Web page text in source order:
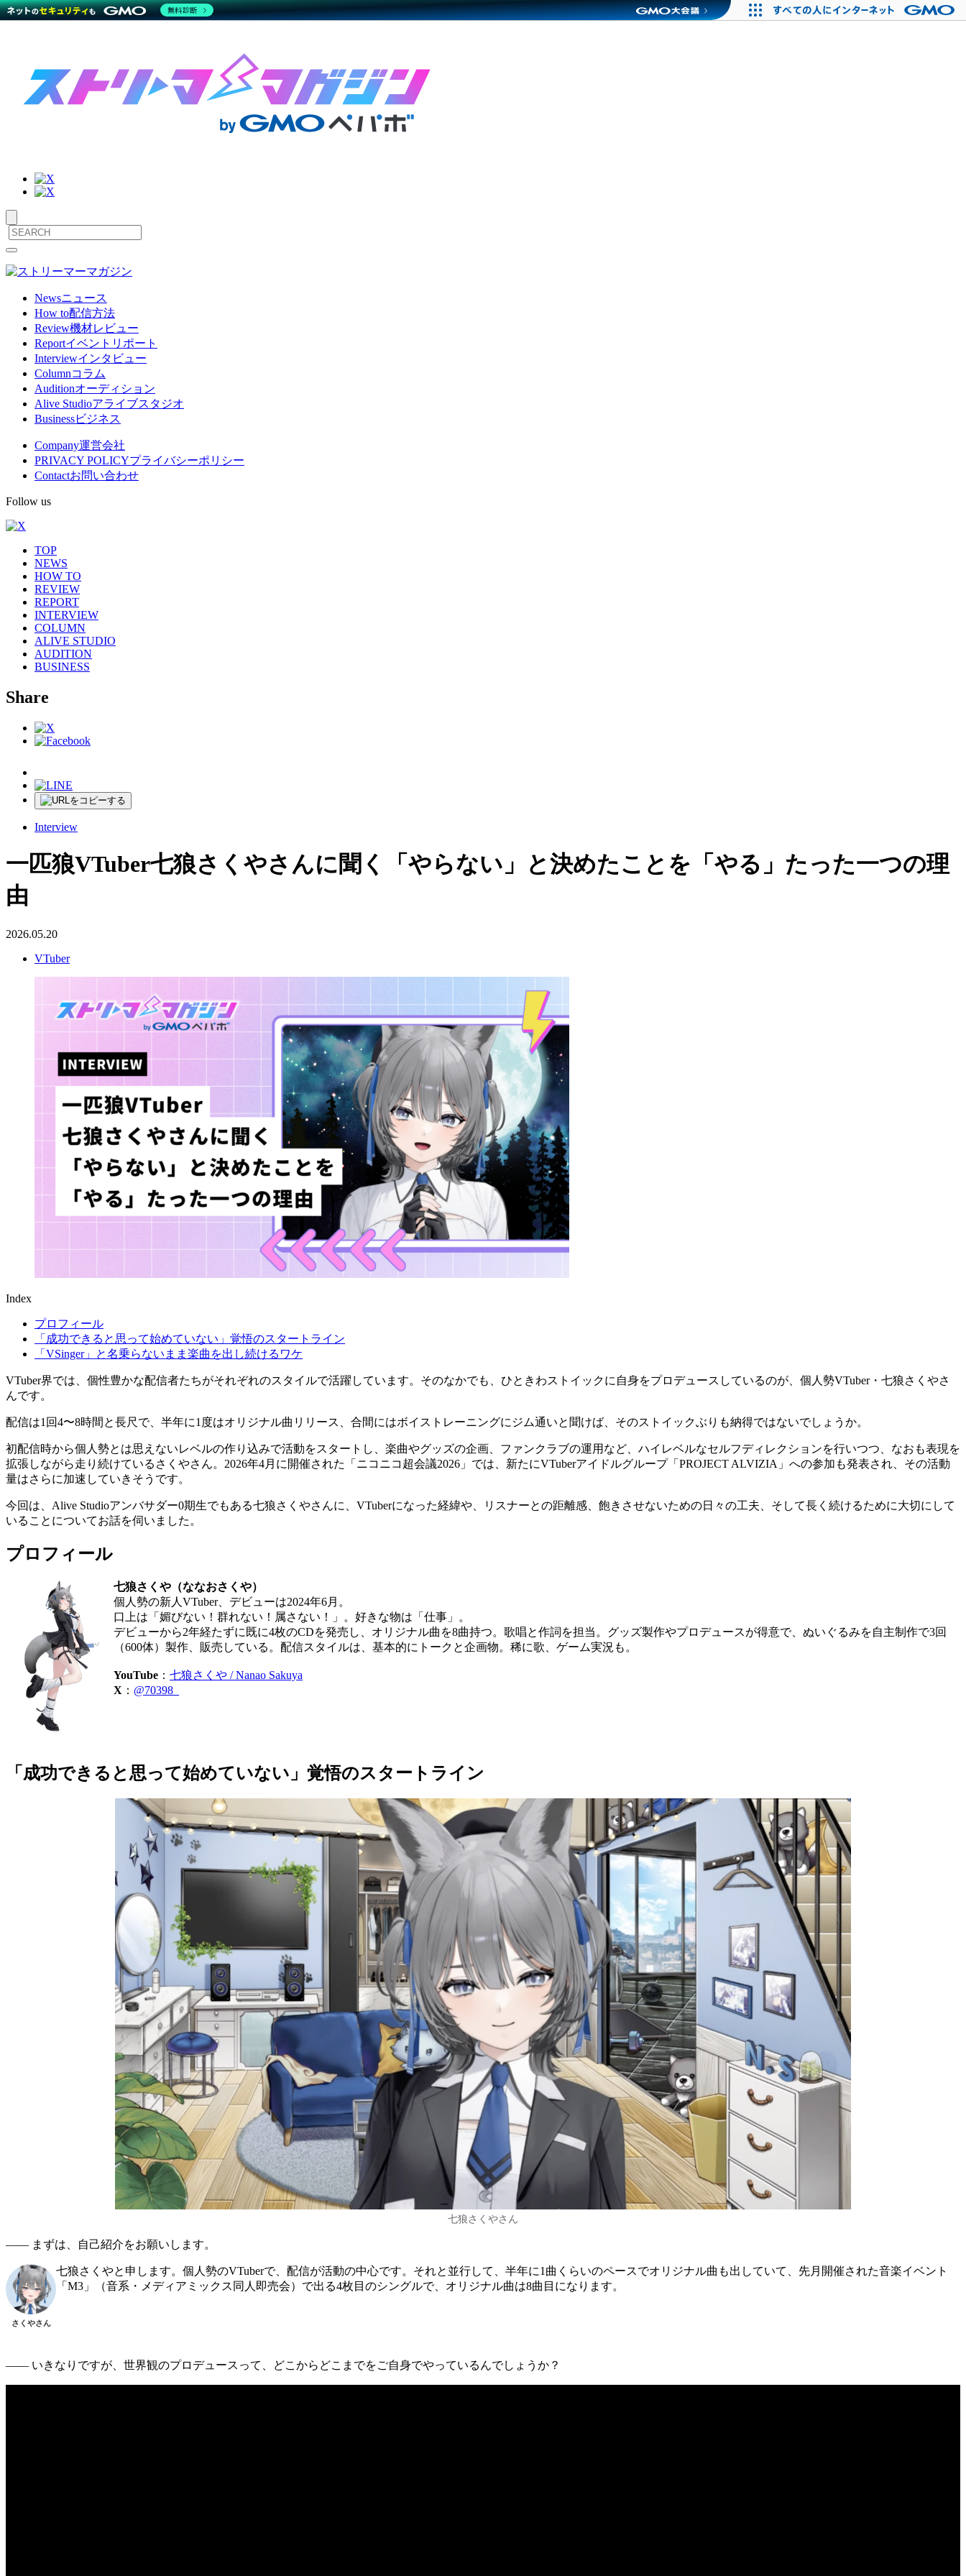
サ
イ
メ
ニ
Newsニュース
How to配信方法
Review機材レビュー
Reportイベントリポート
Interviewインタビュー
Columnコラム
Auditionオーディション
Alive Studioアライブスタジオ
Businessビジネス
Company運営会社
PRIVACY POLICYプライバシーポリシー
Contactお問い合わせ
Follow us
TOP
NEWS
HOW TO
REVIEW
REPORT
INTERVIEW
COLUMN
ALIVE STUDIO
AUDITION
BUSINESS
Share
Interview
一匹狼VTuber七狼さくやさんに聞く「やらない」と決めたことを「やる」たった一つの理
由
2026.05.20
VTuber
Index
プロフィール
「成功できると思って始めていない」覚悟のスタートライン
「VSinger」と名乗らないまま楽曲を出し続けるワケ
VTuber界では、個性豊かな配信者たちがそれぞれのスタイルで活躍しています。そのなかでも、ひときわストイックに自身をプロデュースしているのが、個人勢VTuber・七狼さくやさ
んです。
配信は1回4〜8時間と長尺で、半年に1度はオリジナル曲リリース、合間にはボイストレーニングにジム通いと聞けば、そのストイックぶりも納得ではないでしょうか。
初配信時から個人勢とは思えないレベルの作り込みで活動をスタートし、楽曲やグッズの企画、ファンクラブの運用など、ハイレベルなセルフディレクションを行いつつ、なおも表現を
拡張しながら走り続けているさくやさん。2026年4月に開催された「ニコニコ超会議2026」では、新たにVTuberアイドルグループ「PROJECT ALVIZIA」への参加も発表され、その活動
量はさらに加速していきそうです。
今回は、Alive Studioアンバサダー0期生でもある七狼さくやさんに、VTuberになった経緯や、リスナーとの距離感、飽きさせないための日々の工夫、そして長く続けるために大切にして
いることについてお話を伺いました。
プロフィール
七狼さくや（ななおさくや）
個人勢の新人VTuber、デビューは2024年6月。
口上は「媚びない！群れない！属さない！」。好きな物は「仕事」。
デビューから2年経たずに既に4枚のCDを発売し、オリジナル曲を8曲持つ。歌唱と作詞を担当。グッズ製作やプロデュースが得意で、ぬいぐるみを自主制作で3回
（600体）製作、販売している。配信スタイルは、基本的にトークと企画物。稀に歌、ゲーム実況も。
YouTube ： 七狼さくや / Nanao Sakuya
X ： @70398_
「成功できると思って始めていない」覚悟のスタートライン
七狼さくやさん
―― まずは、自己紹介をお願いします。
さくやさん
七狼さくやと申します。個人勢のVTuberで、配信が活動の中心です。それと並行して、半年に1曲くらいのペースでオリジナル曲も出していて、先月開催された音楽イベント
「M3」（音系・メディアミックス同人即売会）で出る4枚目のシングルで、オリジナル曲は8曲目になります。
―― いきなりですが、世界観のプロデュースって、どこからどこまでをご自身でやっているんでしょうか？
無料診断